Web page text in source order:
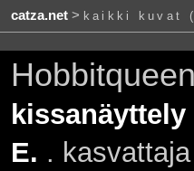
catza.net> kaikki kuvat
E. . kasvattaja